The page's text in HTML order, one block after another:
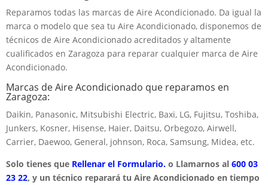
Reparamos todas las marcas de Aire Acondicionado. Da igual la
marca o modelo que sea tu Aire Acondicionado, disponemos de
técnicos de Aire Acondicionado acreditados y altamente
cualificados en Zaragoza para reparar cualquier marca de Aire
Acondicionado.
Marcas de Aire Acondicionado que reparamos en
Zaragoza:
Daikin, Panasonic, Mitsubishi Electric, Baxi, LG, Fujitsu, Toshiba,
Junkers, Kosner, Hisense, Haier, Daitsu, Orbegozo, Airwell,
Carrier, Daewoo, General, johnson, Roca, Samsung, Midea, etc.
Solo tienes que Rellenar el Formulario. o Llamarnos al 600 03
23 22, y un técnico reparará tu Aire Acondicionado en tiempo